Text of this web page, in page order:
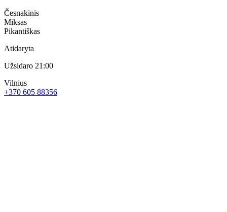
Česnakinis
Miksas
Pikantiškas
Atidaryta
Užsidaro 21:00
Vilnius
+370 605 88356